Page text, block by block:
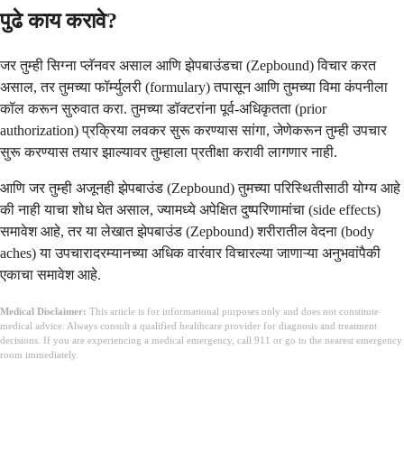
पुढे काय करावे?
जर तुम्ही सिग्ना प्लॅनवर असाल आणि झेपबाउंडचा (Zepbound) विचार करत
असाल, तर तुमच्या फॉर्म्युलरी (formulary) तपासून आणि तुमच्या विमा कंपनीला
कॉल करून सुरुवात करा. तुमच्या डॉक्टरांना पूर्व-अधिकृतता (prior
authorization) प्रक्रिया लवकर सुरू करण्यास सांगा, जेणेकरून तुम्ही उपचार
सुरू करण्यास तयार झाल्यावर तुम्हाला प्रतीक्षा करावी लागणार नाही.
आणि जर तुम्ही अजूनही झेपबाउंड (Zepbound) तुमच्या परिस्थितीसाठी योग्य आहे
की नाही याचा शोध घेत असाल, ज्यामध्ये अपेक्षित दुष्परिणामांचा (side effects)
समावेश आहे, तर या लेखात झेपबाउंड (Zepbound) शरीरातील वेदना (body
aches) या उपचारादरम्यानच्या अधिक वारंवार विचारल्या जाणाऱ्या अनुभवांपैकी
एकाचा समावेश आहे.
Medical Disclaimer: This article is for informational purposes only and does not constitute
medical advice. Always consult a qualified healthcare provider for diagnosis and treatment
decisions. If you are experiencing a medical emergency, call 911 or go to the nearest emergency
room immediately.